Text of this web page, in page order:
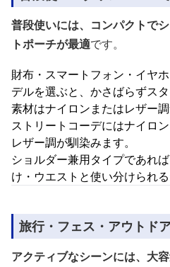
普段使いには、コンパクトで
トポーチが最適です。
財布・スマートフォン・イヤ
デルを選ぶと、かさばらずス
素材はナイロンまたはレザー調
ストリートコーデにはナイロ
レザー調が馴染みます。
ショルダー兼用タイプであれ
け・ウエストと使い分けられ
旅行・フェス・アウトド
アクティブなシーンには、大